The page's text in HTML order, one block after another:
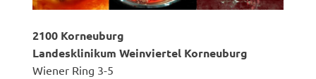
2100 Korneuburg
Landesklinikum Weinviertel Korneuburg
Wiener Ring 3-5